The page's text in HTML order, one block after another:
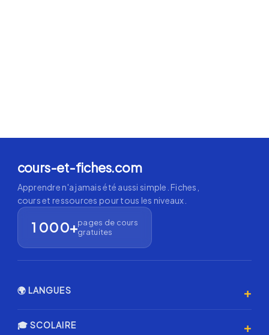
cours-et-fiches.com
Apprendre n'a jamais été aussi simple. Fiches,
cours et ressources pour tous les niveaux.
1 000+pages de cours
gratuites
🌍 LANGUES +
Anglais 🇬🇧
🎓 SCOLAIRE +